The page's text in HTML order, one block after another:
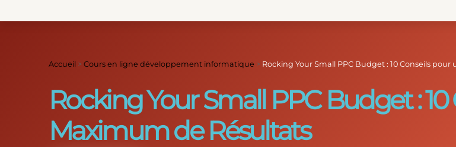
Accueil > Cours en ligne développement informatique > Rocking Your Small PPC Budget : 10 Conseils
Rocking Your Small PPC Budget :
Maximum de Résultats